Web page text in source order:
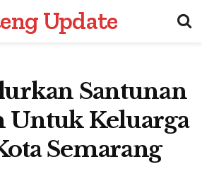
Update
Santunan
Untuk Keluarga
Semarang